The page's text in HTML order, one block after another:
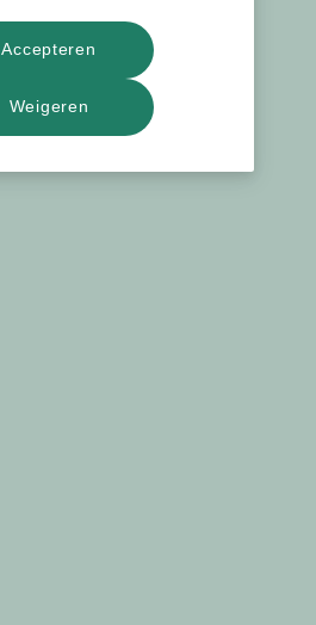
Weigeren
Accepteren